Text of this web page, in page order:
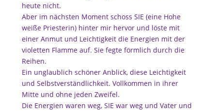
heute nicht.
Aber im nächsten Moment schoss SIE (eine Hohe
weiße Priesterin) hinter mir hervor und löste mit
einer Anmut und Leichtigkeit die Energien mit der
violetten Flamme auf. Sie fegte förmlich durch die
Reihen.
Ein unglaublich schöner Anblick, diese Leichtigkeit
und Selbstverständlichkeit. Vollkommen in ihrer
Mitte und ohne jeden Zweifel.
Die Energien waren weg, SIE war weg und Vater und